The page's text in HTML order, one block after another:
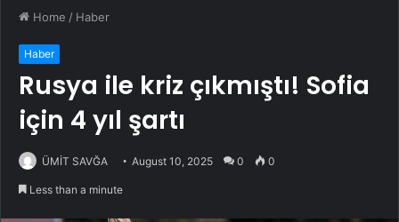
Home / Haber
Haber
Rusya ile kriz çıkmıştı! Sofia
için 4 yıl şartı
ÜMİT SAVĞA August 10, 2025 0 0
Less than a minute